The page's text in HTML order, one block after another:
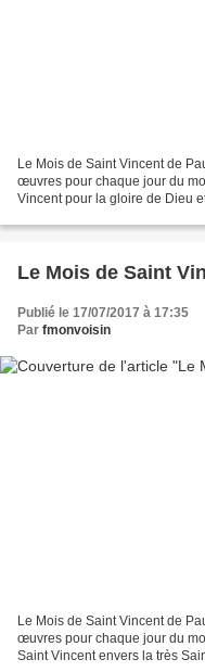
Le Mois de Saint Vincent de
œuvres pour chaque jour du
Vincent pour la gloire de Dieu
Le Mois de Saint
Publié le 17/07/2017 à 17:35
Par fmonvoisin
Le Mois de Saint Vincent de
œuvres pour chaque jour du
Saint Vincent envers la très